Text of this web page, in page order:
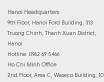
Hanoi Headquarters
9th Floor, Hanoi Ford Building, 313
Truong Chinh, Thanh Xuan District,
Hanoi
Hotline: 0962 69 5466
Ho Chi Minh Office
2nd Floor, Area C, Waseco Building, 10